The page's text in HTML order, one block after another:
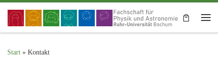
Zum Inhalt springen
Start » Kontakt